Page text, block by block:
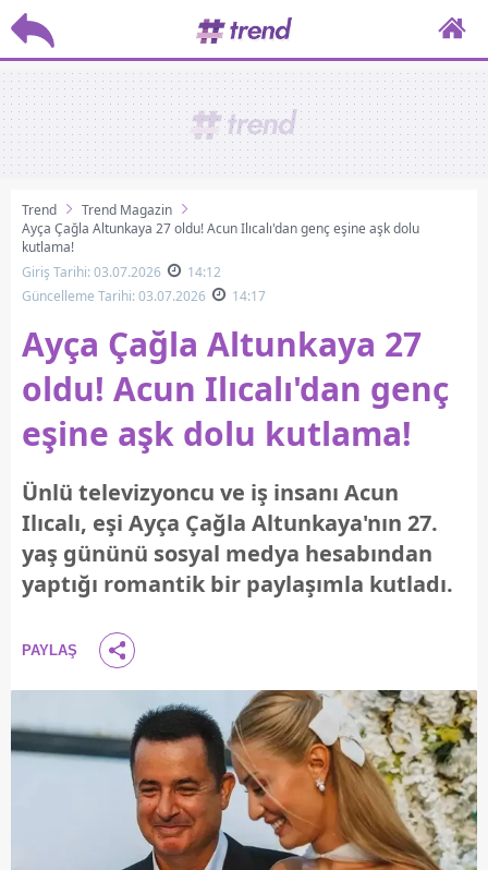
Trend
Trend Magazin
Ayça Çağla Altunkaya 27 oldu! Acun Ilıcalı'dan genç eşine aşk dolu
kutlama!
Giriş Tarihi: 03.07.2026
14:12
Güncelleme Tarihi: 03.07.2026
14:17
Ayça Çağla Altunkaya 27
oldu! Acun Ilıcalı'dan genç
eşine aşk dolu kutlama!
Ünlü televizyoncu ve iş insanı Acun
Ilıcalı, eşi Ayça Çağla Altunkaya'nın 27.
yaş gününü sosyal medya hesabından
yaptığı romantik bir paylaşımla kutladı.
PAYLAŞ